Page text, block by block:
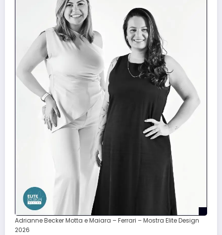
Adrianne Becker Motta e Maiara – Ferrari – Mostra Elite Design
2026